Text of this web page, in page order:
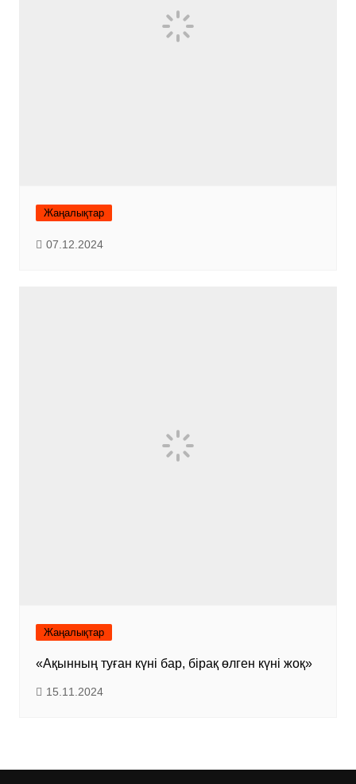
Жаңалықтар
07.12.2024
Жаңалықтар
«Ақынның туған күні бар, бірақ өлген күні жоқ»
15.11.2024